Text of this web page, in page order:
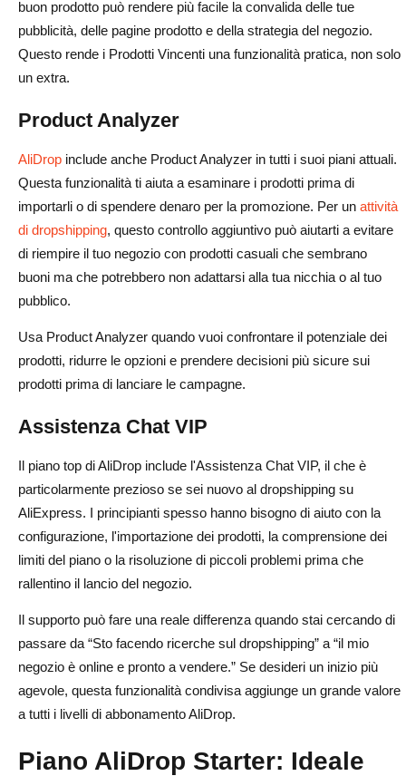
buon prodotto può rendere più facile la convalida delle tue
pubblicità, delle pagine prodotto e della strategia del negozio.
Questo rende i Prodotti Vincenti una funzionalità pratica, non solo
un extra.
Product Analyzer
AliDrop include anche Product Analyzer in tutti i suoi piani attuali.
Questa funzionalità ti aiuta a esaminare i prodotti prima di
importarli o di spendere denaro per la promozione. Per un attività
di dropshipping, questo controllo aggiuntivo può aiutarti a evitare
di riempire il tuo negozio con prodotti casuali che sembrano
buoni ma che potrebbero non adattarsi alla tua nicchia o al tuo
pubblico.
Usa Product Analyzer quando vuoi confrontare il potenziale dei
prodotti, ridurre le opzioni e prendere decisioni più sicure sui
prodotti prima di lanciare le campagne.
Assistenza Chat VIP
Il piano top di AliDrop include l'Assistenza Chat VIP, il che è
particolarmente prezioso se sei nuovo al dropshipping su
AliExpress. I principianti spesso hanno bisogno di aiuto con la
configurazione, l'importazione dei prodotti, la comprensione dei
limiti del piano o la risoluzione di piccoli problemi prima che
rallentino il lancio del negozio.
Il supporto può fare una reale differenza quando stai cercando di
passare da “Sto facendo ricerche sul dropshipping” a “il mio
negozio è online e pronto a vendere.” Se desideri un inizio più
agevole, questa funzionalità condivisa aggiunge un grande valore
a tutti i livelli di abbonamento AliDrop.
Piano AliDrop Starter: Ideale